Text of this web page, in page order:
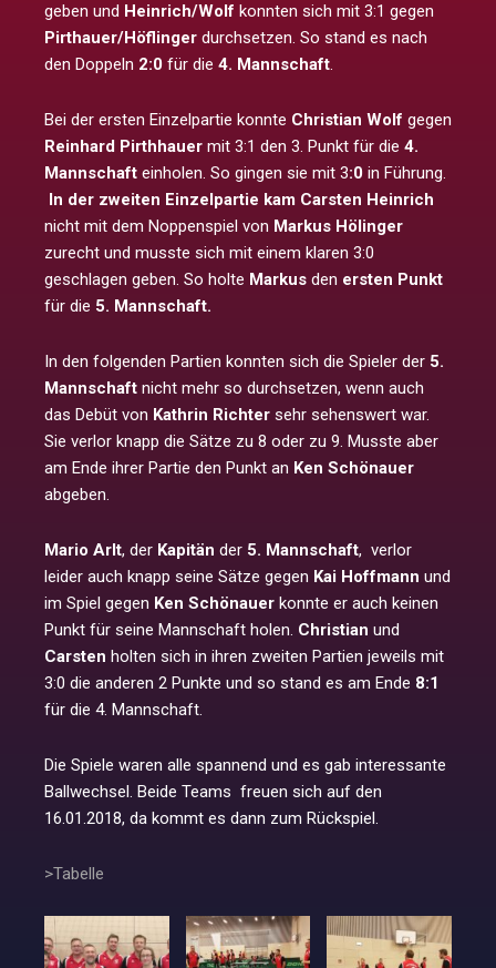
geben und Heinrich/Wolf konnten sich mit 3:1 gegen
Pirthauer/Höflinger durchsetzen. So stand es nach
den Doppeln 2:0 für die 4. Mannschaft.
Bei der ersten Einzelpartie konnte Christian Wolf gegen
Reinhard Pirthhauer mit 3:1 den 3. Punkt für die 4.
Mannschaft einholen. So gingen sie mit 3:0 in Führung.
In der zweiten Einzelpartie kam Carsten Heinrich
nicht mit dem Noppenspiel von Markus Hölinger
zurecht und musste sich mit einem klaren 3:0
geschlagen geben. So holte Markus den ersten Punkt
für die 5. Mannschaft.
In den folgenden Partien konnten sich die Spieler der 5.
Mannschaft nicht mehr so durchsetzen, wenn auch
das Debüt von Kathrin Richter sehr sehenswert war.
Sie verlor knapp die Sätze zu 8 oder zu 9. Musste aber
am Ende ihrer Partie den Punkt an Ken Schönauer
abgeben.
Mario Arlt, der Kapitän der 5. Mannschaft, verlor
leider auch knapp seine Sätze gegen Kai Hoffmann und
im Spiel gegen Ken Schönauer konnte er auch keinen
Punkt für seine Mannschaft holen. Christian und
Carsten holten sich in ihren zweiten Partien jeweils mit
3:0 die anderen 2 Punkte und so stand es am Ende 8:1
für die 4. Mannschaft.
Die Spiele waren alle spannend und es gab interessante
Ballwechsel. Beide Teams freuen sich auf den
16.01.2018, da kommt es dann zum Rückspiel.
>Tabelle